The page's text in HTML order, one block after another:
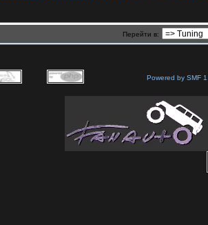
Перейти в:
Powered by SMF